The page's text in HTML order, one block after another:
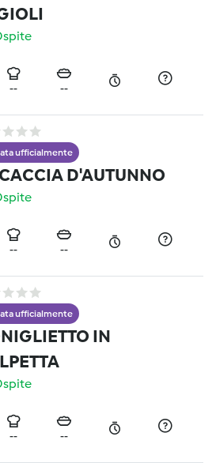
-- --
ufficialmente
D'AUTUNNO
-- --
ufficialmente
IN
-- --